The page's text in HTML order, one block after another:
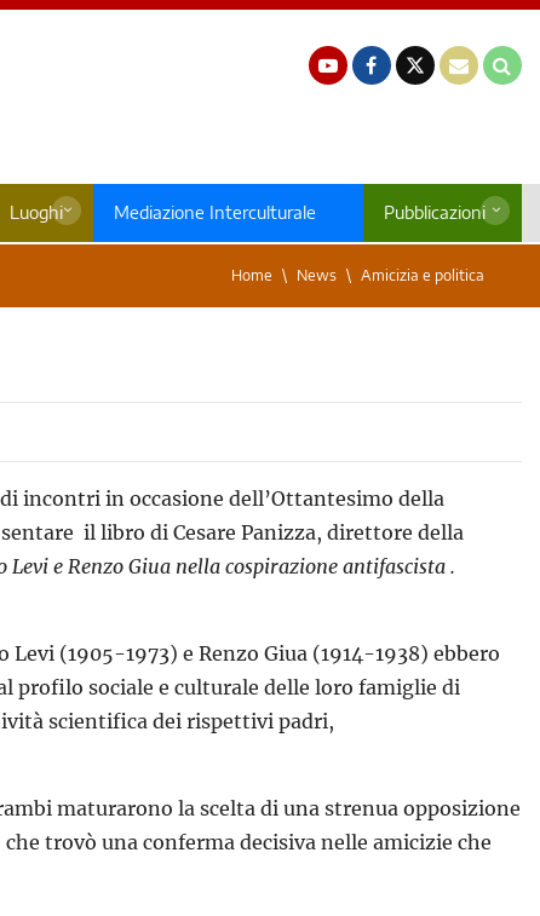
Luoghi Mediazione Interculturale Pubblicazioni
Home News Amicizia e politica
incontri in occasione dell’Ottantesimo della
il libro di Cesare Panizza, direttore della
e Renzo Giua nella cospirazione antifascista .
(1905-1973) e Renzo Giua (1914-1938) ebbero
profilo sociale e culturale delle loro famiglie di
scientifica dei rispettivi padri,
maturarono la scelta di una strenua opposizione
trovò una conferma decisiva nelle amicizie che